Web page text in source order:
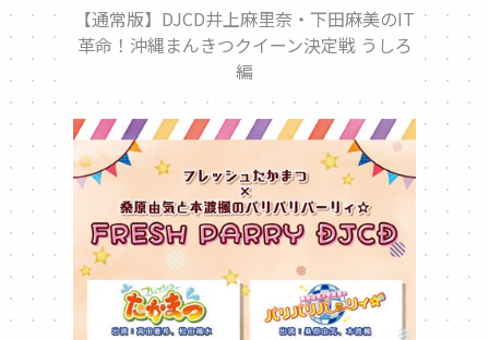
【通常版】DJCD井上麻里奈・下田麻美のIT
革命！沖縄まんきつクイーン決定戦 うしろ
編